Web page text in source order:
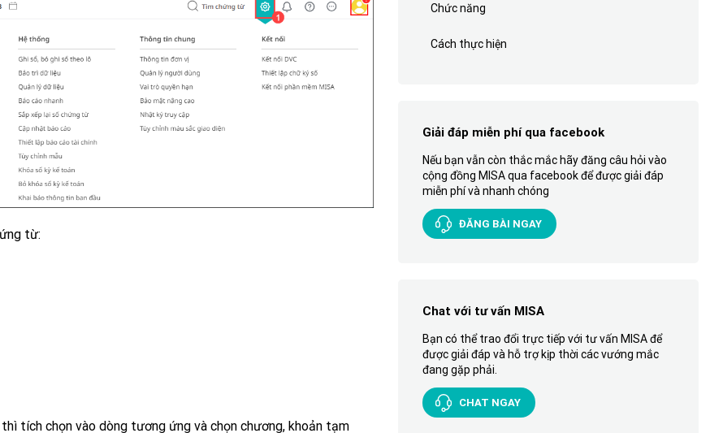
từ:
tích chọn vào dòng tương ứng và chọn chương, khoản tạm
Chức năng
Cách thực hiện
Giải đáp miễn phí qua facebook
Nếu bạn vẫn còn thắc mắc hãy đăng câu hỏi vào
cộng đồng MISA qua facebook để được giải đáp
miễn phí và nhanh chóng
ĐĂNG BÀI NGAY
Chat với tư vấn MISA
Bạn có thể trao đổi trực tiếp với tư vấn MISA để
được giải đáp và hỗ trợ kịp thời các vướng mắc
đang gặp phải.
CHAT NGAY